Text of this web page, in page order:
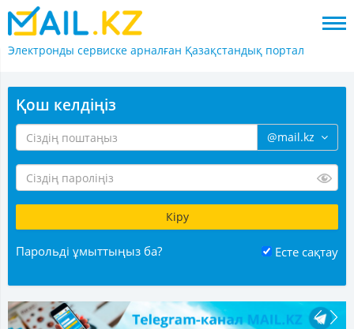
Электронды сервиске арналған Қазақстандық портал
Қош келдіңіз
@mail.kz
Парольді ұмыттыңыз ба? Есте сақтау